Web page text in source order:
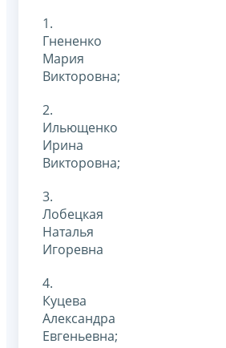
1.
Гнененко
Мария
Викторовна;
2.
Ильющенко
Ирина
Викторовна;
3.
Лобецкая
Наталья
Игоревна
4.
Куцева
Александра
Евгеньевна;